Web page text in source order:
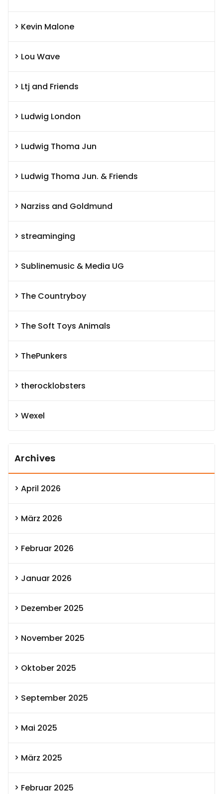
Kevin Malone
Lou Wave
Ltj and Friends
Ludwig London
Ludwig Thoma Jun
Ludwig Thoma Jun. & Friends
Narziss and Goldmund
streaminging
Sublinemusic & Media UG
The Countryboy
The Soft Toys Animals
ThePunkers
therocklobsters
Wexel
Archives
April 2026
März 2026
Februar 2026
Januar 2026
Dezember 2025
November 2025
Oktober 2025
September 2025
Mai 2025
März 2025
Februar 2025